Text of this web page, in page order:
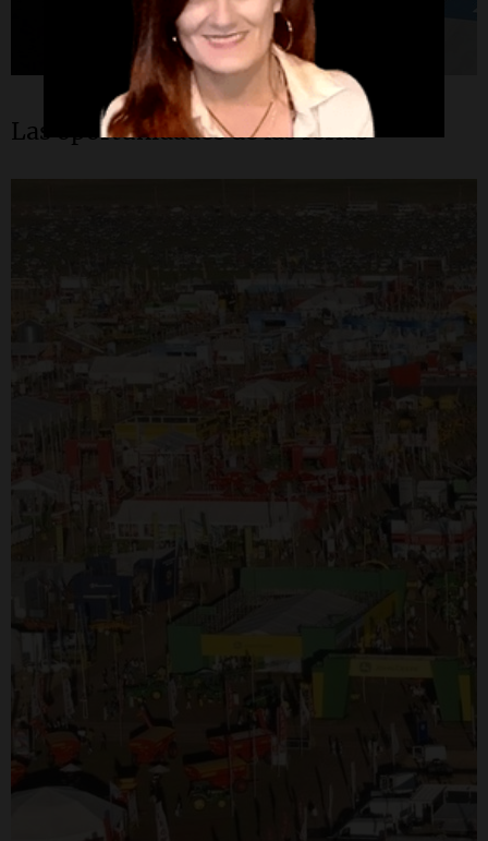
Las oportunidades de las ferias